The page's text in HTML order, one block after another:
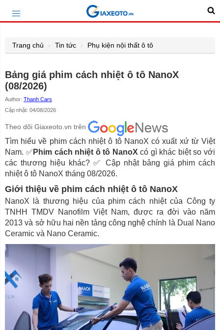
Trang chủ Tin tức Phụ kiện nội thất ô tô
Bảng giá phim cách nhiệt ô tô NanoX
(08/2026)
Author: Thanh Cars
Cập nhật: 04/08/2026
Theo dõi Giaxeoto.vn trên
Tìm hiểu về phim cách nhiệt ô tô NanoX có xuất xứ từ Việt
Nam. ✅ Phim cách nhiệt ô tô NanoX có gì khác biệt so với
các thương hiệu khác? ✅ Cập nhật bảng giá phim cách
nhiệt ô tô NanoX tháng 08/2026.
Giới thiệu về phim cách nhiệt ô tô NanoX
NanoX là thương hiệu của phim cách nhiệt của Công ty
TNHH TMDV Nanofilm Việt Nam, được ra đời vào năm
2013 và sở hữu hai nền tảng công nghệ chính là Dual Nano
Ceramic và Nano Ceramic.